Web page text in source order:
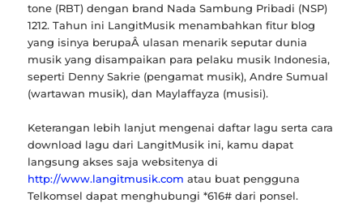
tone (RBT) dengan brand Nada Sambung Pribadi (NSP)
1212. Tahun ini LangitMusik menambahkan fitur blog
yang isinya berupaÂ ulasan menarik seputar dunia
musik yang disampaikan para pelaku musik Indonesia,
seperti Denny Sakrie (pengamat musik), Andre Sumual
(wartawan musik), dan Maylaffayza (musisi).
Keterangan lebih lanjut mengenai daftar lagu serta cara
download lagu dari LangitMusik ini, kamu dapat
langsung akses saja websitenya di
http://www.langitmusik.com atau buat pengguna
Telkomsel dapat menghubungi *616# dari ponsel.